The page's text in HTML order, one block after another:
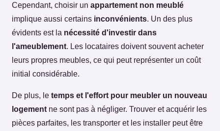
Cependant, choisir un appartement non meublé
implique aussi certains inconvénients. Un des plus
évidents est la nécessité d'investir dans
l'ameublement. Les locataires doivent souvent acheter
leurs propres meubles, ce qui peut représenter un coût
initial considérable.
De plus, le temps et l'effort pour meubler un nouveau
logement ne sont pas à négliger. Trouver et acquérir les
pièces parfaites, les transporter et les installer peut être